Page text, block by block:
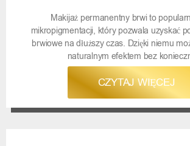
Makijaż permanentny brwi to
mikropigmentacji, który pozwala uzyskać
brwiowe na dłuższy czas. Dzięki niemu
naturalnym efektem bez
CZYTAJ WIĘCEJ